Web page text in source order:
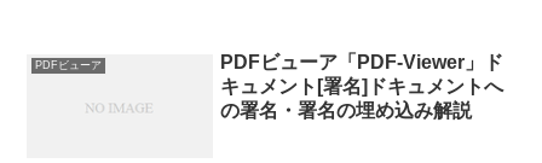
PDFビューア
PDFビューア「PDF-Viewer」ド
キュメント[署名]ドキュメントへ
の署名・署名の埋め込み解説